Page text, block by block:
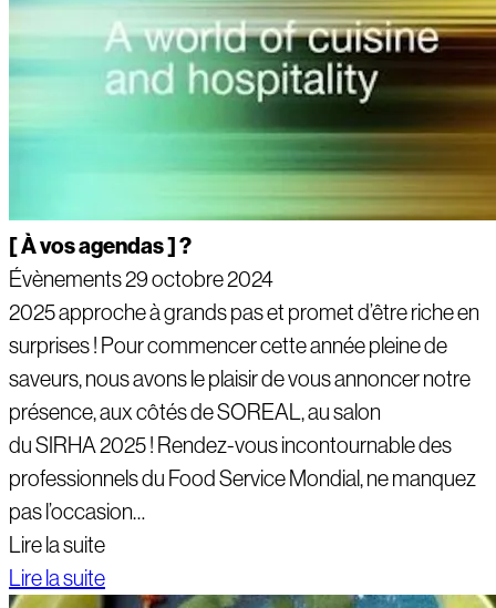
[ À vos agendas ] ?
Évènements29 octobre 2024
2025 approche à grands pas et promet d’être riche en
surprises ! Pour commencer cette année pleine de
saveurs, nous avons le plaisir de vous annoncer notre
présence, aux côtés de SOREAL, au salon
du SIRHA 2025 ! Rendez-vous incontournable des
professionnels du Food Service Mondial, ne manquez
pas l’occasion…
Lire la suite
Lire la suite